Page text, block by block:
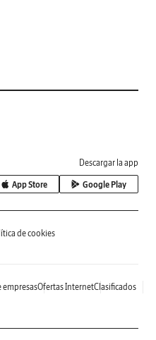
Descargar la app
App Store Google Play
de cookies
empresasOfertas InternetClasificados